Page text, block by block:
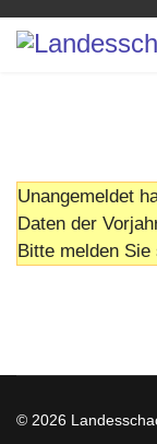
Unangemeldet
Daten der
Bitte melden Sie
© 2026